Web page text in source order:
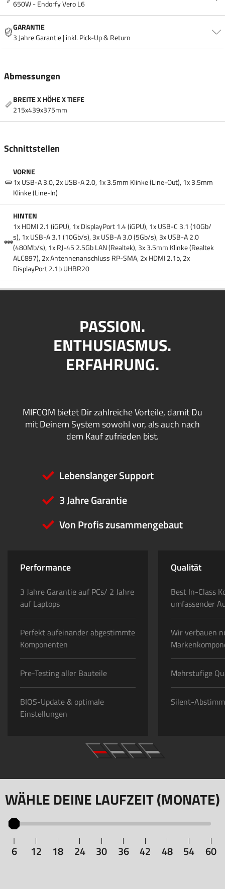
650W - Endorfy Vero L6
GARANTIE
3 Jahre Garantie | inkl. Pick-Up & Return
Abmessungen
BREITE X HÖHE X TIEFE
215x439x375mm
Schnittstellen
VORNE
1x USB-A 3.0, 2x USB-A 2.0, 1x 3.5mm Klinke (Line-Out), 1x 3.5mm
Klinke (Line-In)
HINTEN
1x HDMI 2.1 (iGPU), 1x DisplayPort 1.4 (iGPU), 1x USB-C 3.1 (10Gb/​
s), 1x USB-A 3.1 (10Gb/​s), 3x USB-A 3.0 (5Gb/​s), 3x USB-A 2.0
(480Mb/​s), 1x RJ-45 2.5Gb LAN (Realtek), 3x 3.5mm Klinke (Realtek
ALC897), 2x Antennenanschluss RP-SMA, 2x HDMI 2.1b, 2x
DisplayPort 2.1b UHBR20
PASSION.
ENTHUSIASMUS.
ERFAHRUNG.
MIFCOM bietet Dir zahlreiche Vorteile, damit Du
mit Deinem System sowohl vor, als auch nach
dem Kauf zufrieden bist.
Lebenslanger Support
3 Jahre Garantie
Von Profis zusammengebaut
Performance
3 Jahre Garantie auf PCs/ 2 Jahre
auf Laptops
Perfekt aufeinander abgestimmte
Komponenten
Pre-Testing aller Bauteile
BIOS-Update & optimale
Einstellungen
Qualität
Best In-Class
umfassender
Wir verbauen
Mehrstufige
Silent-
WÄHLE DEINE LAUFZEIT (MONATE)
6 12 18 24 30 36 42 48 54 60